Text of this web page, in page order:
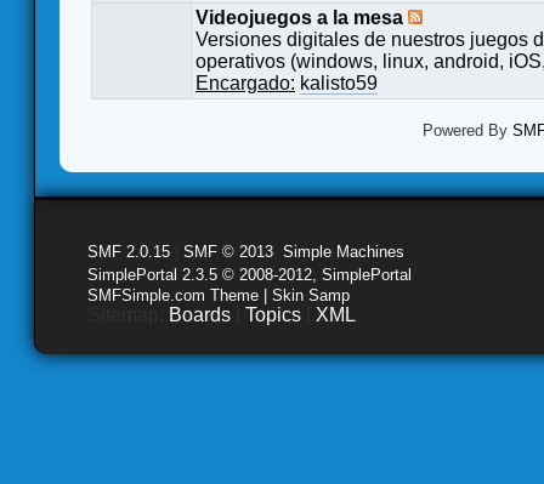
Videojuegos a la mesa
Versiones digitales de nuestros juegos
operativos (windows, linux, android,
Encargado: kalisto59
Powered By
SMF 2.0.15 SMF © 2013 Simple Machines
SimplePortal 2.3.5 © 2008-2012, SimplePortal
SMFSimple.com Theme | Skin Samp
Boards Topics XML